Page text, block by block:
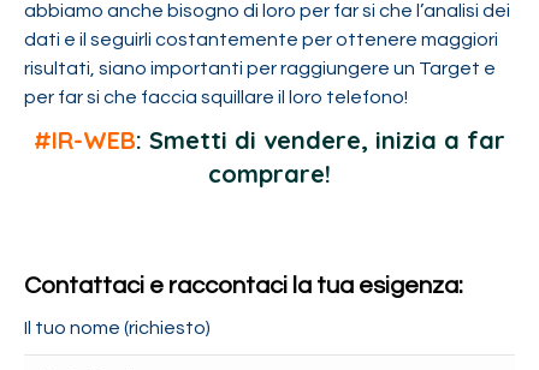
abbiamo anche bisogno di loro per far si che l’analisi dei
dati e il seguirli costantemente per ottenere maggiori
risultati, siano importanti per raggiungere un Target e
per far si che faccia squillare il loro telefono!
#IR-WEB: Smetti di vendere, inizia a far
comprare!
Contattaci e raccontaci la tua esigenza:
Il tuo nome (richiesto)